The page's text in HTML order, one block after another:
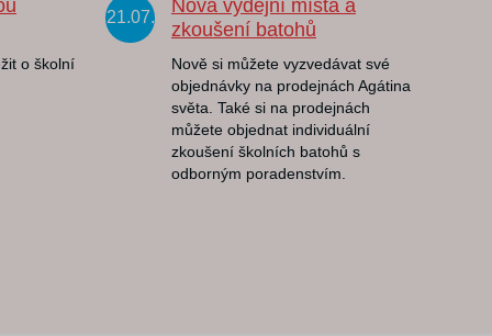
o školní
21.07.
Nová výdejní místa a
zkoušení batohů
Nově si můžete vyzvedávat své
objednávky na prodejnách Agátina
světa. Také si na prodejnách
můžete objednat individuální
zkoušení školních batohů s
odborným poradenstvím.